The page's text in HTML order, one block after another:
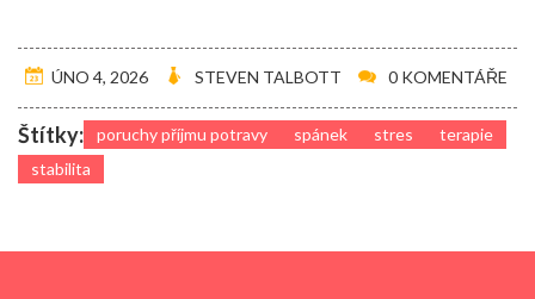
ÚNO 4, 2026 STEVEN TALBOTT 0 KOMENTÁŘE
Štítky: poruchy příjmu potravy spánek stres
terapie
stabilita